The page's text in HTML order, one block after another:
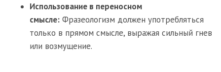
Использование в переносном
смысле: Фразеологизм должен употребляться
только в прямом смысле, выражая сильный гнев
или возмущение.